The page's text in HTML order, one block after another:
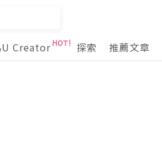
U Creator 探索 推薦文章